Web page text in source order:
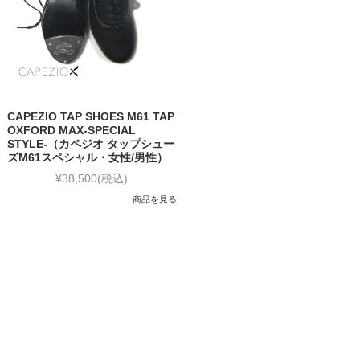
CAPEZIO TAP SHOES M61 TAP
OXFORD MAX-SPECIAL
STYLE-（カペジオ タップシュー
ズM61スペシャル・女性/男性）
¥38,500(税込)
商品を見る